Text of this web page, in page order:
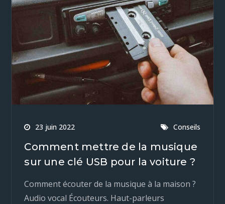
23 juin 2022 Conseils
Comment mettre de la musique
sur une clé USB pour la voiture ?
Comment écouter de la musique à la maison ?
Audio vocal Écouteurs. Haut-parleurs